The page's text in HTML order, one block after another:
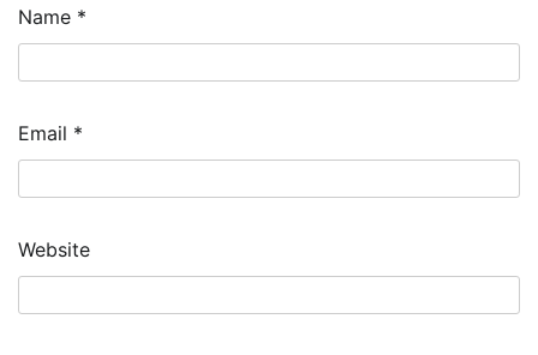
Name *
Email *
Website